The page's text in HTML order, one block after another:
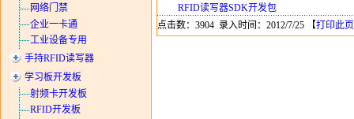
网络门禁
企业一卡通
工业设备专用
手持RFID读写器
学习板开发板
射频卡开发板
RFID开发板
RFID读写器SDK开发包
点击数：3904 录入时间：2012/7/25 【打印此页